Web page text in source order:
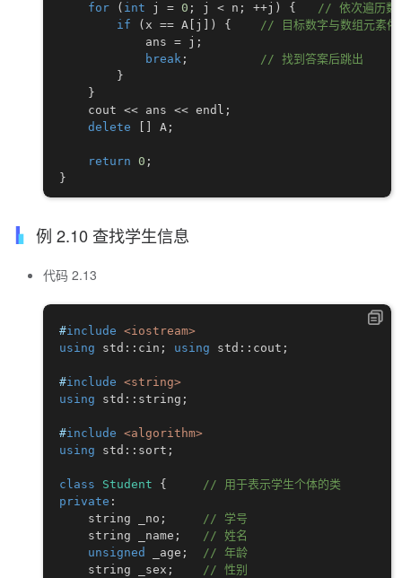
for
( int j = 0 ; j < n ; ++j ) {
// 依次遍历数
if
( x == A j ) {
// 目标数字与数组元素依
            ans
= j ;
break ;
// 找到答案后跳出
}
}
    cout
<< ans << endl ;
delete
A ;
return 0 ;
}
例 2.10 查找学生信息
代码 2.13
#include <iostream>
using std :: cin ; using std :: cout ;
#include <string>
using std :: string ;
#include <algorithm>
using std :: sort ;
class Student {
// 用于表示学生个体的类
private :
    string _no
;
// 学号
    string _name
;
// 姓名
unsigned
_age ;
// 年龄
    string _sex
;
// 性别